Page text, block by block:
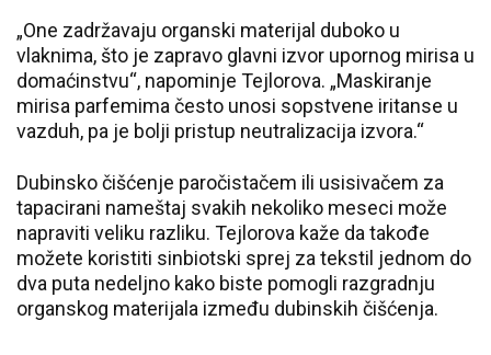
„One zadržavaju organski materijal duboko u
vlaknima, što je zapravo glavni izvor upornog mirisa u
domaćinstvu“, napominje Tejlorova. „Maskiranje
mirisa parfemima često unosi sopstvene iritanse u
vazduh, pa je bolji pristup neutralizacija izvora.“
Dubinsko čišćenje paročistačem ili usisivačem za
tapacirani nameštaj svakih nekoliko meseci može
napraviti veliku razliku. Tejlorova kaže da takođe
možete koristiti sinbiotski sprej za tekstil jednom do
dva puta nedeljno kako biste pomogli razgradnju
organskog materijala između dubinskih čišćenja.